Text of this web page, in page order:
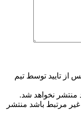
از تایید توسط تیم
منتشر نخواهد شد.
غیر مرتبط باشد منتشر